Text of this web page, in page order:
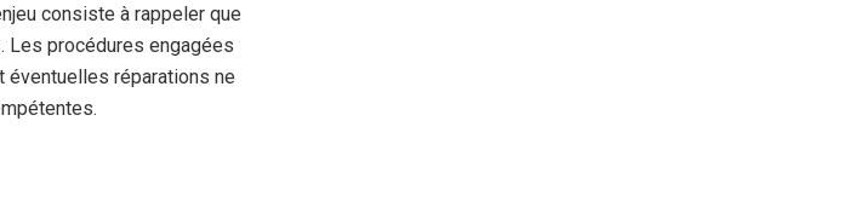
consiste à rappeler que
Les procédures engagées
éventuelles réparations ne